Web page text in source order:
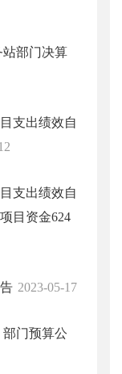
站部门决算
支出绩效自
支出绩效自
目资金624
2023-05-17
门预算公